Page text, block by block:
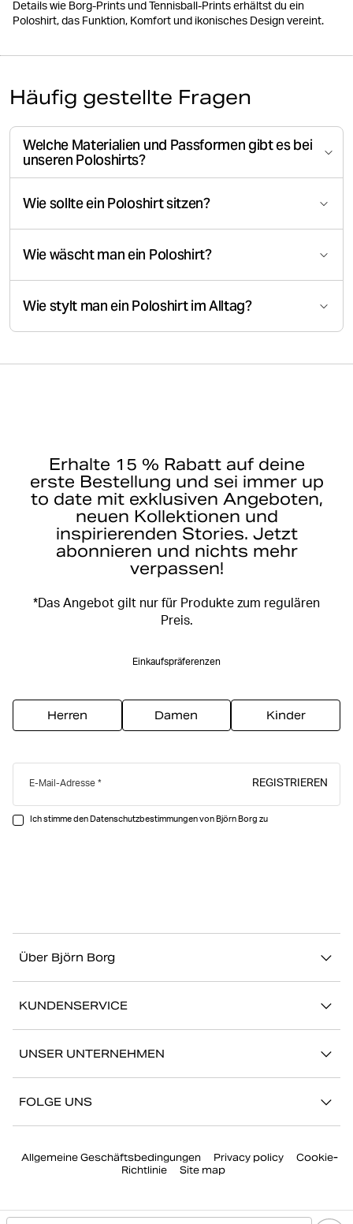
Details wie Borg-Prints und Tennisball-Prints erhältst du ein
Poloshirt, das Funktion, Komfort und ikonisches Design vereint.
Häufig gestellte Fragen
Welche Materialien und Passformen gibt es bei
unseren Poloshirts?
Wie sollte ein Poloshirt sitzen?
Wie wäscht man ein Poloshirt?
Wie stylt man ein Poloshirt im Alltag?
Erhalte 15 % Rabatt auf deine
erste Bestellung und sei immer up
to date mit exklusiven Angeboten,
neuen Kollektionen und
inspirierenden Stories. Jetzt
abonnieren und nichts mehr
verpassen!
*Das Angebot gilt nur für Produkte zum regulären
Preis.
Einkaufspräferenzen
Herren Damen Kinder
E-Mail-Adresse REGISTRIEREN
Ich stimme den Datenschutzbestimmungen von Björn Borg zu
Über Björn Borg
Geschichten
Storefinder
KUNDENSERVICE
Zurückkehren/Beanspruchen
Mein Konto
UNSER UNTERNEHMEN
FOLGE UNS
Facebook
YouTube
Allgemeine Geschäftsbedingungen Privacy policy
Cookie-
Richtlinie
Site map